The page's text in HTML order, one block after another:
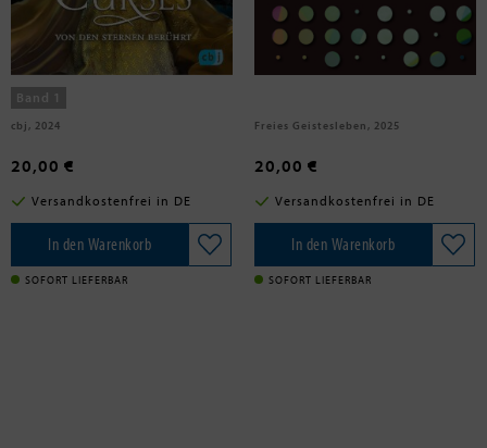
Sebastian, Laura
Thrones and Curses - Von den
Sternen berührt
Band 1
cbj, 2024
20,00 €
Versandkostenfrei in DE
In den Warenkorb
SOFORT LIEFERBAR
Sharon, Pamela
Der Duft von Grün
Freies Geistesleben, 2025
20,00 €
Versandkostenfrei in DE
In den Warenkorb
SOFORT LIEFERBAR